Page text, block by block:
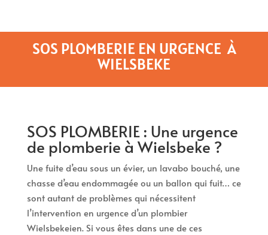
SOS PLOMBERIE EN URGENCE À
WIELSBEKE
SOS PLOMBERIE : Une urgence
de plomberie à Wielsbeke ?
Une fuite d’eau sous un évier, un lavabo bouché, une
chasse d’eau endommagée ou un ballon qui fuit… ce
sont autant de problèmes qui nécessitent
l’intervention en urgence d’un plombier
Wielsbekeien. Si vous êtes dans une de ces